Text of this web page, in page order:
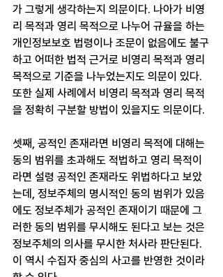
가 그렇게 생각하는지 의문이다. 나아가 비영
리 목적과 영리 목적으로 나누어 규율을 하는
개인정보보호 법령이나 조문이 없음에도 불구
하고 어떠한 법적 근거로 비영리 목적과 영리
목적으로 기준을 나누었는지도 의문이 있다.
또한 실제 사례에서 비영리 목적과 영리 목적
을 정확히 구분할 방법이 있을지도 의문이다.
셋째, 공적인 존재라면 비영리 목적에 대해는
동의 범위를 초과해도 적법하고 영리 목적이
라면 설령 공적인 존재라도 위법하다고 보았
는데, 정보주체의 명시적인 동의 범위가 있음
에도 정보주체가 공적인 존재이기 때문에 그
러한 동의 범위를 무시해도 된다고 보는 것은
정보주체의 의사를 무시한 처사라 판단된다.
이 역시 수집자 중심의 사고를 반영한 것이라